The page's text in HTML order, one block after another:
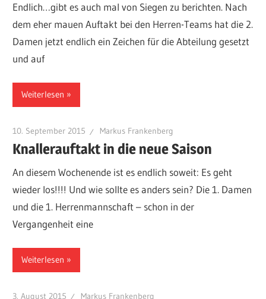
Endlich…gibt es auch mal von Siegen zu berichten. Nach
dem eher mauen Auftakt bei den Herren-Teams hat die 2.
Damen jetzt endlich ein Zeichen für die Abteilung gesetzt
und auf
Weiterlesen
10. September 2015 Markus Frankenberg
Knallerauftakt in die neue Saison
An diesem Wochenende ist es endlich soweit: Es geht
wieder los!!!! Und wie sollte es anders sein? Die 1. Damen
und die 1. Herrenmannschaft – schon in der
Vergangenheit eine
Weiterlesen
3. August 2015 Markus Frankenberg